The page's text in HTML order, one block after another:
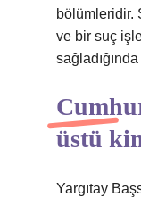
bölümleridir.
ve bir suç
üstü
Yargıtay